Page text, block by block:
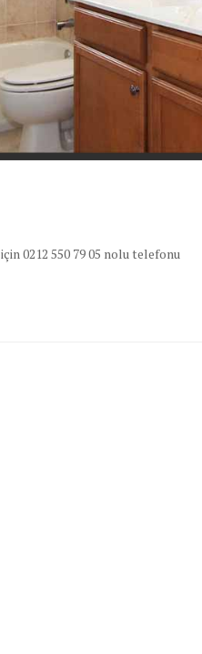
0212 550 79 05 nolu telefonu